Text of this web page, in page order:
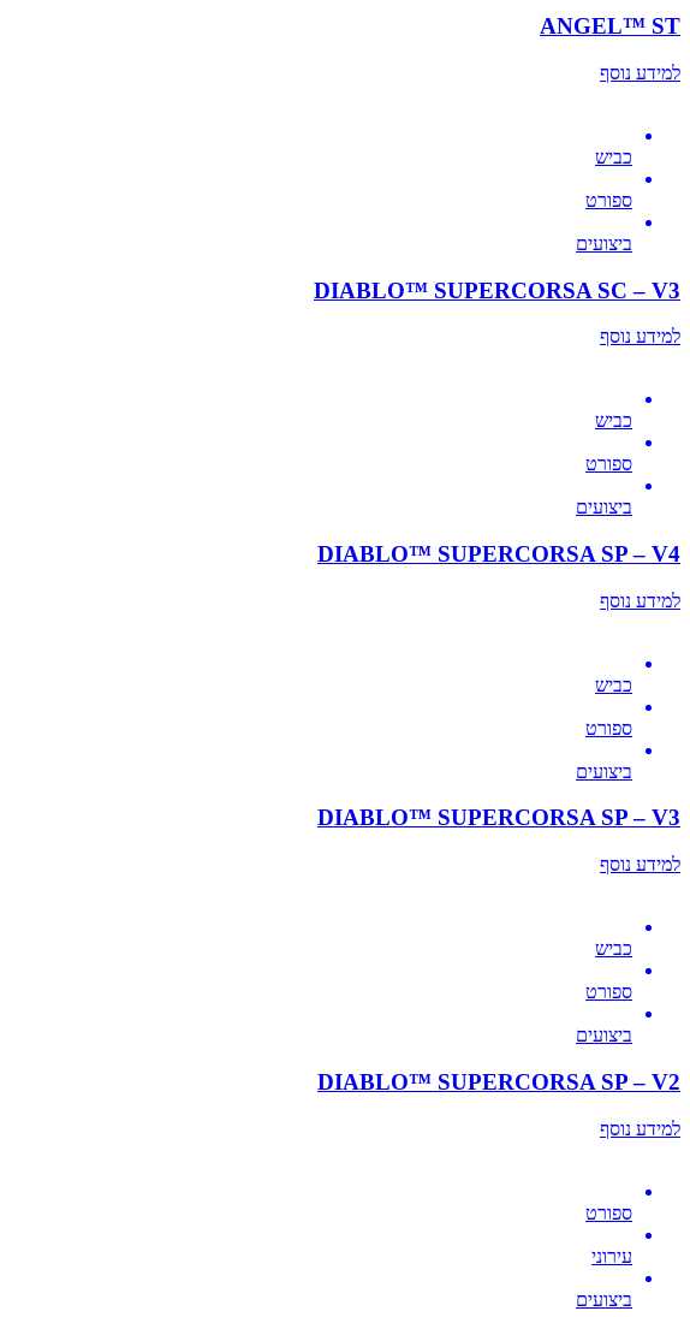
ANGEL™ ST
למידע נוסף
כביש
ספורט
ביצועים
DIABLO™ SUPERCORSA SC – V3
למידע נוסף
כביש
ספורט
ביצועים
DIABLO™ SUPERCORSA SP – V4
למידע נוסף
כביש
ספורט
ביצועים
DIABLO™ SUPERCORSA SP – V3
למידע נוסף
כביש
ספורט
ביצועים
DIABLO™ SUPERCORSA SP – V2
למידע נוסף
ספורט
עירוני
ביצועים